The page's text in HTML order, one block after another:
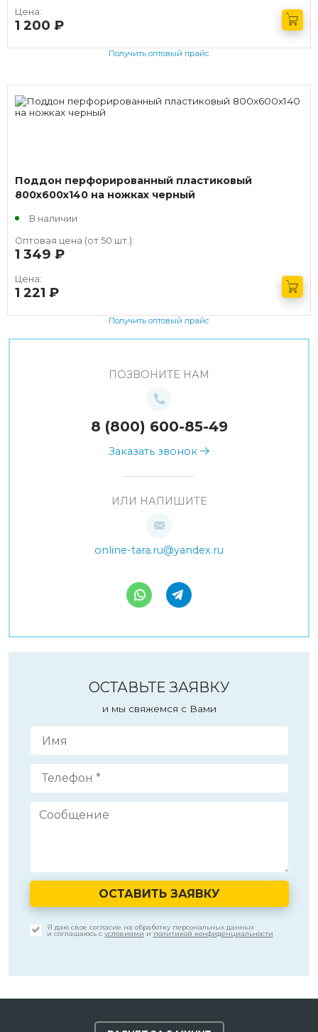
Цена:
1 200
Получить оптовый прайс
Поддон перфорированный пластиковый
800х600х140 на ножках черный
В наличии
Оптовая цена (от 50 шт.):
1 349
Цена:
1 221
Получить оптовый прайс
ПОЗВОНИТЕ НАМ
8 (800) 600-85-49
Заказать звонок
ИЛИ НАПИШИТЕ
online-tara.ru@yandex.ru
ОСТАВЬТЕ ЗАЯВКУ
и мы свяжемся с Вами
ОСТАВИТЬ ЗАЯВКУ
Я даю свое согласие на обработку персональных данных
и соглашаюсь с условиямии политикой конфиденциальности